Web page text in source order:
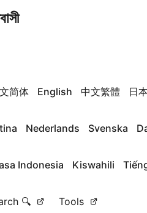
简体 English 中文繁體 日
Nederlands Svenska
Indonesia Kiswahili
🔍 Tools